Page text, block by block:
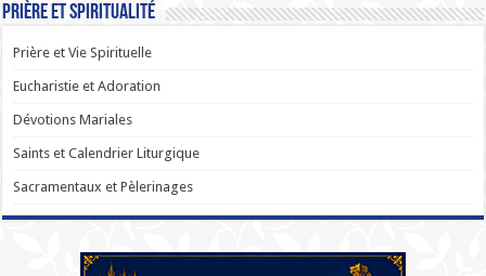
Prière et Spiritualité
Prière et Vie Spirituelle
Eucharistie et Adoration
Dévotions Mariales
Saints et Calendrier Liturgique
Sacramentaux et Pèlerinages